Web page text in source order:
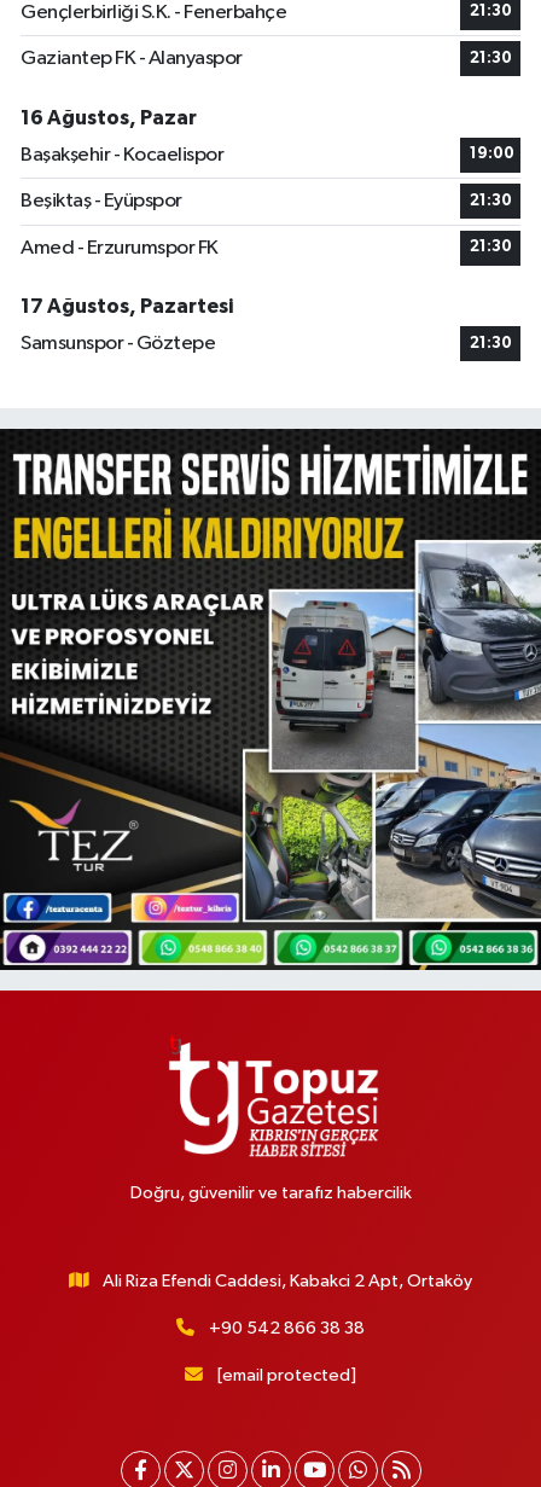
Gençlerbirliği S.K. - Fenerbahçe 21:30
Gaziantep FK - Alanyaspor 21:30
16 Ağustos, Pazar
Başakşehir - Kocaelispor
19:00
Beşiktaş - Eyüpspor 21:30
Amed - Erzurumspor FK 21:30
17 Ağustos, Pazartesi
Samsunspor - Göztepe
21:30
Doğru, güvenilir ve tarafız habercilik
Ali Riza Efendi Caddesi, Kabakci 2 Apt, Ortaköy
+90 542 866 38 38
[email protected]